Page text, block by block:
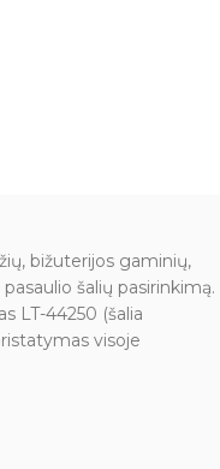
bižuterijos gaminių,
šalių pasirinkimą.
LT-44250 (šalia
visoje